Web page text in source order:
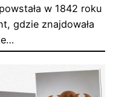
w 1842 roku
gdzie znajdowała